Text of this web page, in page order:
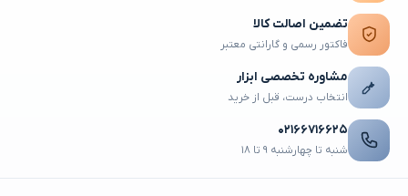
تضمین اصالت کالا
فاکتور رسمی و گارانتی معتبر
مشاوره تخصصی ابزار
انتخاب درست، قبل از خرید
۰۲۱۶۶۷۱۶۶۲۵
شنبه تا چهارشنبه ۹ تا ۱۸